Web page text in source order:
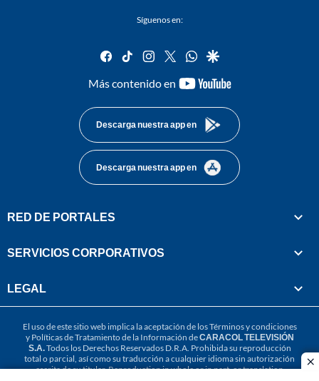
Síguenos en:
facebook
tiktok instagram
twitterwhatsapp
google
Más contenido en
youtube-
Descarga nuestra app en
Descarga nuestra app en
RED DE PORTALES
SERVICIOS CORPORATIVOS
LEGAL
El uso de este sitio web implica la aceptación de losTérminos y condiciones
y Políticas de Tratamiento de la Información deCARACOL TELEVISIÓN
S.A.Todos los Derechos Reservados D.R.A. Prohibida su reproducción
total o parcial, así como su traducción a cualquier idioma sin autorización
escrita de su titular. Reproduction in whole or in part, or translation